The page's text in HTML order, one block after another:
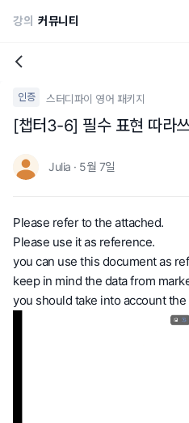
강의 커뮤니티
인증 스터디파이 영어 패키지
[챕터3-6] 필수 표현 따라
Julia · 5월 7일
Please refer to the attached.
Please use it as reference.
you can use this document as
keep in mind the data from
you should take into account